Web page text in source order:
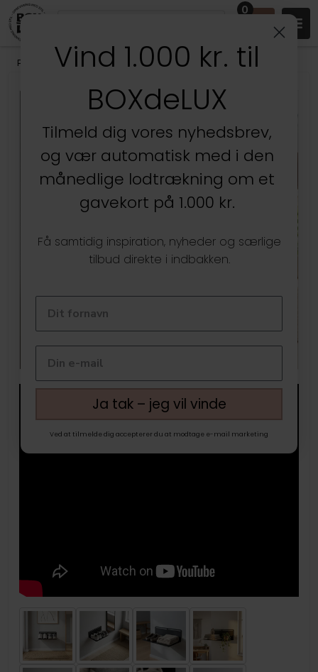
0
Produkter /BOXdeLUX Design
Kun hos BOXdeLUX
50%
Vind 1.000 kr. til
BOXdeLUX
Tilmeld dig vores nyhedsbrev,
og vær automatisk med i den
månedlige lodtrækning om et
gavekort på 1.000 kr.
Få samtidig inspiration, nyheder og særlige
tilbud direkte i indbakken.
Ja tak – jeg vil vinde
Ved at tilmelde dig accepterer du at modtage e-mail marketing